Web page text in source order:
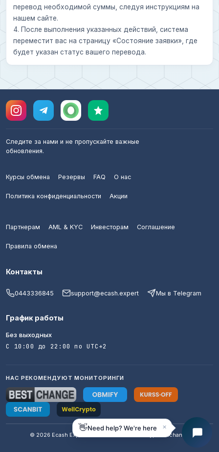
перевод необходимой суммы, следуя инструкциям на
нашем сайте.
4. После выполнения указанных действий, система
переместит вас на страницу «Состояние заявки», где
будет указан статус вашего перевода.
Следите за нами и не пропускайте важные
обновления.
Курсы обмена Резервы FAQ О нас
Политика конфиденциальности Акции
Партнерам AML & KYC Инвесторам Соглашение
Правила обмена
Контакты
0443336845 support@ecash.expert Мы в Telegram
График работы
Без выходных
С 10:00 до 22:00 по UTC+2
НАС РЕКОМЕНДУЮТ МОНИТОРИНГИ
© 2026 Ecash Expert · AML / KYC · Trusted crypto exchange
👋Need help? We're here ×